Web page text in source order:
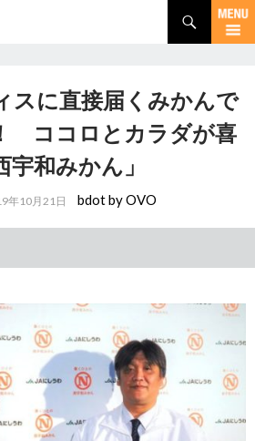
スに直接届くみかんで
ココロとカラダが喜
和みかん」
年10月21日 bdot by OVO